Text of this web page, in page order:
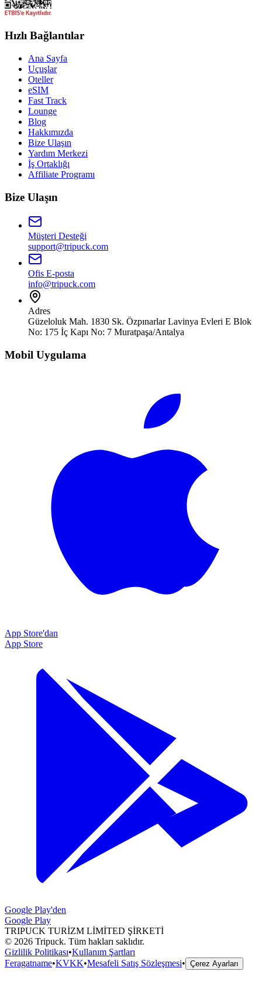
Hızlı Bağlantılar
Ana Sayfa
Uçuşlar
Oteller
eSIM
Fast Track
Lounge
Blog
Hakkımızda
Bize Ulaşın
Yardım Merkezi
İş Ortaklığı
Affiliate Programı
Bize Ulaşın
Müşteri Desteği
support@tripuck.com
Ofis E-posta
info@tripuck.com
Adres
Güzeloluk Mah. 1830 Sk. Özpınarlar Lavinya Evleri E Blok
No: 175 İç Kapı No: 7 Muratpaşa/Antalya
Mobil Uygulama
App Store'dan
App Store
Google Play'den
Google Play
TRIPUCK TURİZM LİMİTED ŞİRKETİ
© 2026 Tripuck. Tüm hakları saklıdır.
Gizlilik Politikası•Kullanım Şartları
Feragatname•KVKK•Mesafeli Satış Sözleşmesi• Çerez Ayarları